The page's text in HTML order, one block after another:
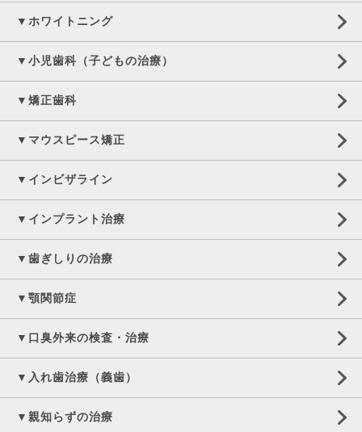
▼ホワイトニング
▼小児歯科（子どもの治療）
▼矯正歯科
▼マウスピース矯正
▼インビザライン
▼インプラント治療
▼歯ぎしりの治療
▼顎関節症
▼口臭外来の検査・治療
▼入れ歯治療（義歯）
▼親知らずの治療